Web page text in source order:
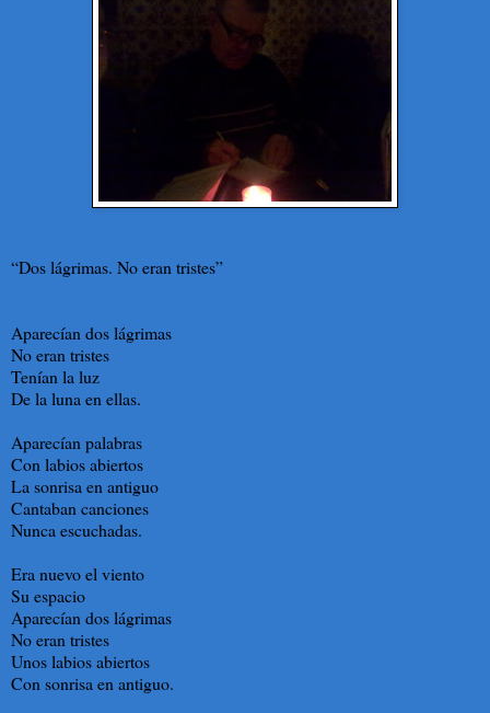
“Dos lágrimas. No eran tristes”
Aparecían dos lágrimas
No eran tristes
Tenían la luz
De la luna en ellas.
Aparecían palabras
Con labios abiertos
La sonrisa en antiguo
Cantaban canciones
Nunca escuchadas.
Era nuevo el viento
Su espacio
Aparecían dos lágrimas
No eran tristes
Unos labios abiertos
Con sonrisa en antiguo.